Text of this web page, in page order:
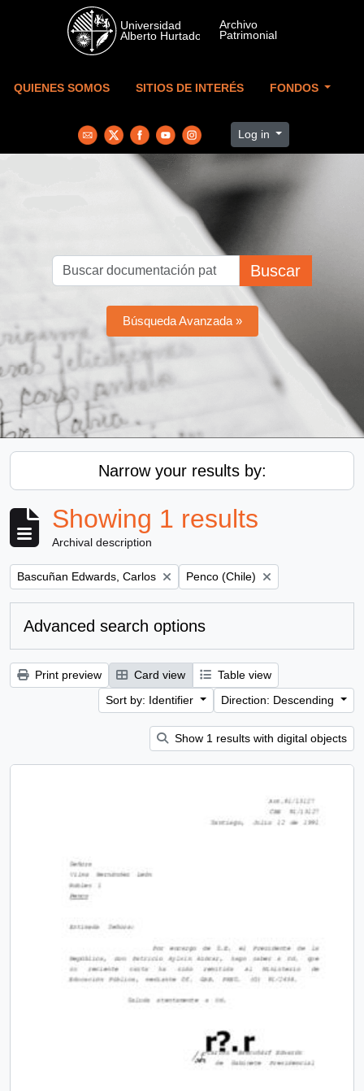
Skip to main content
QUIENES SOMOS SITIOS DE INTERÉS FONDOS
Log in
Buscar
Búsqueda Avanzada »
Narrow your results by:
Showing 1 results
Archival description
Remove filter:
Bascuñan Edwards, Carlos Remove filter:
Penco (Chile)
Advanced search options
Print preview Card view
Table view
Sort by: Identifier
Direction: Descending
Show 1 results with digital objects